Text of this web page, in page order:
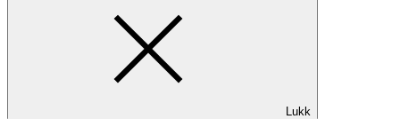
Mat og drikke
Lukk